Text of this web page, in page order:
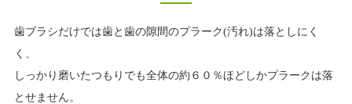
歯ブラシだけでは歯と歯の隙間のプラーク(汚れ)は落としにく
く、
しっかり磨いたつもりでも全体の約６０％ほどしかプラークは落
とせません。